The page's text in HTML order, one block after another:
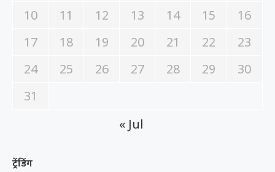
10
11 12 13 14 15
16
17
18 19 20 21 22
23
24
25 26 27 28 29
30
31
« Jul
ट्रेंडिंग